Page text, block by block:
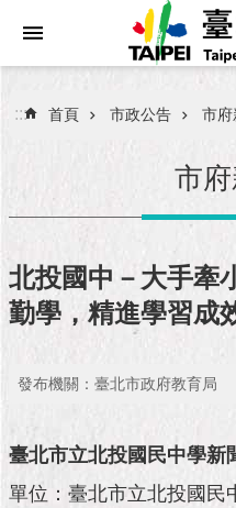
進
搜
民
服
務
府
隊
市
::: 首頁 市政公告 市府
市
北投國中－大手牽
勤學，精進學習成
發布機關：臺北市政府教育局
臺北市立北投國民中學新
單位：臺北市立北投國民